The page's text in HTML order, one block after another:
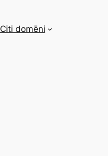
Citi domēni